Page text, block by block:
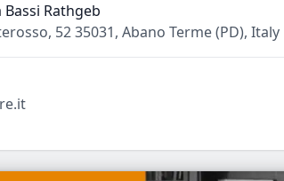
Rathgeb
52 35031, Abano Terme (PD), Italy